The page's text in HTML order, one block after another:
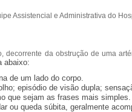
Assistencial e Administrativa do
decorrente da obstrução de uma
abaixo:
de um lado do corpo.
episódio de visão dupla;
que sejam as frases mais simples.
ou queda súbita, geralmente